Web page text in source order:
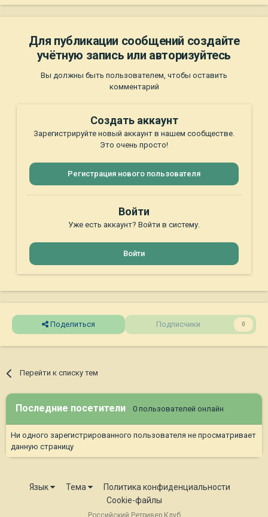
Для публикации сообщений создайте
учётную запись или авторизуйтесь
Вы должны быть пользователем, чтобы оставить
комментарий
Создать аккаунт
Зарегистрируйте новый аккаунт в нашем сообществе.
Это очень просто!
Регистрация нового пользователя
Войти
Уже есть аккаунт? Войти в систему.
Войти
Поделиться Подписчики 0
Перейти к списку тем
Последние посетители 0 пользователей онлайн
Ни одного зарегистрированного пользователя не просматривает
данную страницу
Язык Тема
Политика конфиденциальности
Cookie-файлы
Российский Ретривер Клуб